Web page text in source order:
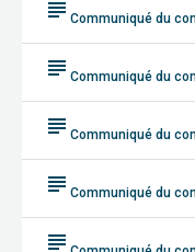
subject Communiqué du
subject Communiqué du
subject Communiqué du
subject Communiqué du
subject